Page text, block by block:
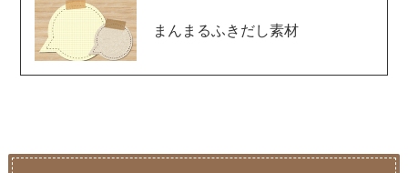
まんまるふきだし素材